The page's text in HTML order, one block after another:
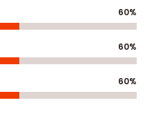
60%
60%
60%